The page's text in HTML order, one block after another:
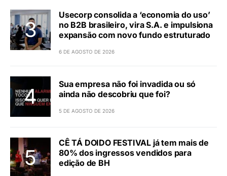
Usecorp consolida a ‘economia do uso’
no B2B brasileiro, vira S.A. e impulsiona
expansão com novo fundo estruturado
6 DE AGOSTO DE 2026
Sua empresa não foi invadida ou só
ainda não descobriu que foi?
5 DE AGOSTO DE 2026
CÊ TÁ DOIDO FESTIVAL já tem mais de
80% dos ingressos vendidos para
edição de BH